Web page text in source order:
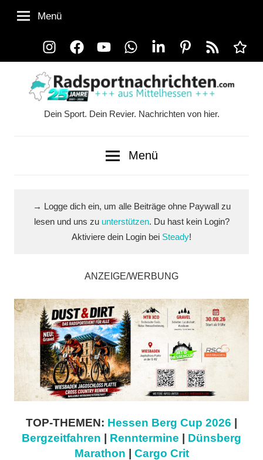
Inhalt
InstagramFacebookYouTubeWhatsAppLinkedInPinterestRSS-
Feed
Alle
Menü
Dein Sport. Dein Revier. Nachrichten von hier.
Menü
→ Logge dich ein, um alle Beiträge ohne Paywall zu
lesen und uns zu unterstützen. Du hast kein Login?
Aktiviere dein Login bei Steady!
ANZEIGE/WERBUNG
TOP-THEMEN: Hessen Berg Cup 2026 |
Bergzeitfahren | Renntermine | Dünsberg
Marathon | Cargo Crit